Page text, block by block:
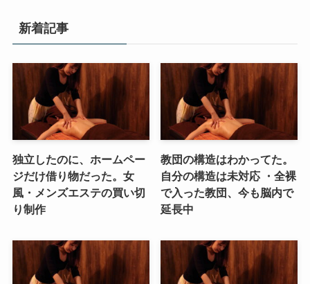
新着記事
独立したのに、ホームペー
ジだけ借り物だった。女
風・メンズエステの買い切
り制作
教団の構造はわかってた。
自分の構造は未対応 ・全裸
で入った教団、今も脳内で
延長中